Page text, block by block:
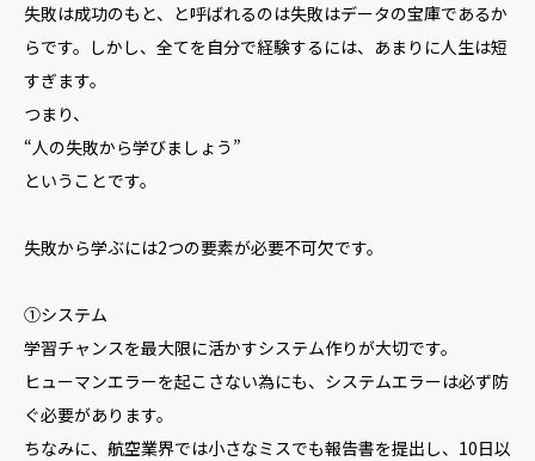
失敗は成功のもと、と呼ばれるのは失敗はデータの宝庫であるか
らです。しかし、全てを自分で経験するには、あまりに人生は短
すぎます。
つまり、
“人の失敗から学びましょう”
ということです。
失敗から学ぶには2つの要素が必要不可欠です。
①システム
学習チャンスを最大限に活かすシステム作りが大切です。
ヒューマンエラーを起こさない為にも、システムエラーは必ず防
ぐ必要があります。
ちなみに、航空業界では小さなミスでも報告書を提出し、10日以